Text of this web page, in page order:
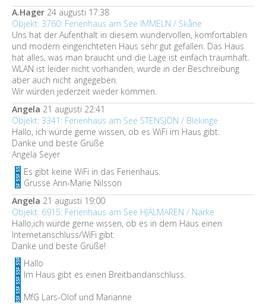
A.Hager 24 augusti 17:38
Objekt: 3760: Ferienhaus am See IMMELN / Skåne
Uns hat der Aufenthalt in diesem wundervollen, komfortablen
und modern eingerichteten Haus sehr gut gefallen. Das Haus
hat alles, was man braucht und die Lage ist einfach traumhaft.
WLAN ist leider nicht vorhanden, wurde in der Beschreibung
aber auch nicht angegeben.
Wir würden jederzeit wieder kommen.
Angela 21 augusti 22:41
Objekt: 3341: Ferienhaus am See STENSJÖN / Blekinge
Hallo, ich würde gerne wissen, ob es WiFi im Haus gibt.
Danke und beste Grüße
Angela Seyer
Es gibt keine WiFi in das Ferienhaus.
Grusse Ann-Marie Nilsson
Angela 21 augusti 19:00
Objekt: 6915: Ferienhaus am See HJÄLMAREN / Närke
Hallo,ich würde gerne wissen, ob es in dem Haus einen
Internetanschluss/WiFi gibt.
Danke und beste Grüße!
Hallo
Im Haus gibt es einen Breitbandanschluss.
MfG Lars-Olof und Marianne